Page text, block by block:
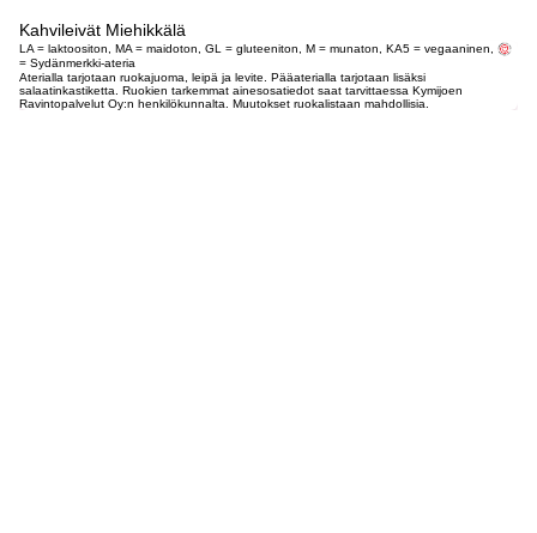
Kahvileivät Miehikkälä
LA = laktoositon, MA = maidoton, GL = gluteeniton, M = munaton, KA5 = vegaaninen,
= Sydänmerkki-ateria
Aterialla tarjotaan ruokajuoma, leipä ja levite. Pääaterialla tarjotaan lisäksi
salaatinkastiketta. Ruokien tarkemmat ainesosatiedot saat tarvittaessa Kymijoen
Ravintopalvelut Oy:n henkilökunnalta. Muutokset ruokalistaan mahdollisia.